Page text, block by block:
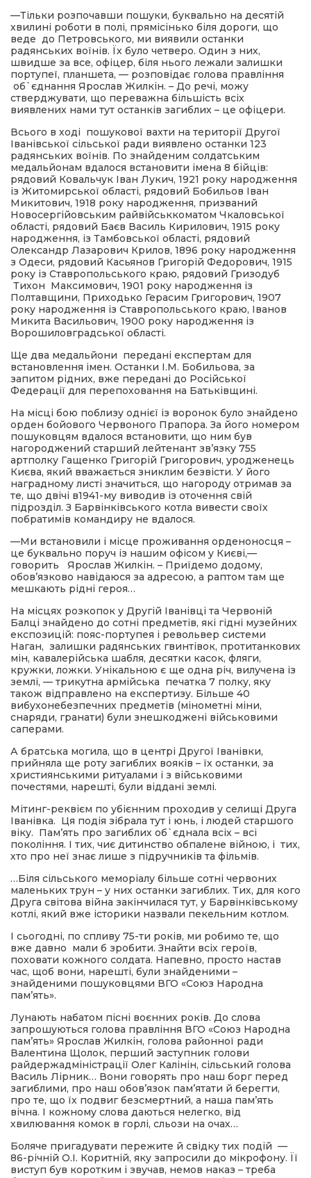
—Тільки розпочавши пошуки, буквально на десятій
хвилині роботи в полі, прямісінько біля дороги, що
веде до Петровського, ми виявили останки
радянських воїнів. Їх було четверо. Один з них,
швидше за все, офіцер, біля нього лежали залишки
портупеї, планшета, — розповідає голова правління
об`єднання Ярослав Жилкін. – До речі, можу
стверджувати, що переважна більшість всіх
виявлених нами тут останків загиблих – це офіцери.
Всього в ході пошукової вахти на території Другої
Іванівської сільської ради виявлено останки 123
радянських воїнів. По знайденим солдатським
медальйонам вдалося встановити імена 8 бійців:
рядовий Ковальчук Іван Лукич, 1921 року народження
із Житомирської області, рядовий Бобильов Іван
Микитович, 1918 року народження, призваний
Новосергійовським райвійськкоматом Чкаловської
області, рядовий Баєв Василь Кирилович, 1915 року
народження, із Тамбовської області, рядовий
Олександр Лазарович Крилов, 1896 року народження
з Одеси, рядовий Касьянов Григорій Федорович, 1915
року із Ставропольського краю, рядовий Гризодуб
Тихон Максимович, 1901 року народження із
Полтавщини, Приходько Герасим Григорович, 1907
року народження із Ставропольського краю, Іванов
Микита Васильович, 1900 року народження із
Ворошиловградської області.
Ще два медальйони передані експертам для
встановлення імен. Останки І.М. Бобильова, за
запитом рідних, вже передані до Російської
Федерації для перепоховання на Батьківщині.
На місці бою поблизу однієї із воронок було знайдено
орден бойового Червоного Прапора. За його номером
пошуковцям вдалося встановити, що ним був
нагороджений старший лейтенант зв’язку 755
артполку Гащенко Григорій Григорович, уродженець
Києва, який вважається зниклим безвісти. У його
наградному листі значиться, що нагороду отримав за
те, що двічі в1941-му виводив із оточення свій
підрозділ. З Барвінківського котла вивести своїх
побратимів командиру не вдалося.
—Ми встановили і місце проживання орденоносця –
це буквально поруч із нашим офісом у Києві,—
говорить Ярослав Жилкін. – Приїдемо додому,
обов’язково навідаюся за адресою, а раптом там ще
мешкають рідні героя…
На місцях розкопок у Другій Іванівці та Червоній
Балці знайдено до сотні предметів, які гідні музейних
експозицій: пояс-портупея і револьвер системи
Наган, залишки радянських гвинтівок, протитанкових
мін, кавалерійська шабля, десятки касок, фляги,
кружки, ложки. Унікальною є ще одна річ, вилучена із
землі, — трикутна армійська печатка 7 полку, яку
також відправлено на експертизу. Більше 40
вибухонебезпечних предметів (мінометні міни,
снаряди, гранати) були знешкоджені військовими
саперами.
А братська могила, що в центрі Другої Іванівки,
прийняла ще роту загиблих вояків – їх останки, за
християнськими ритуалами і з військовими
почестями, нарешті, були віддані землі.
Мітинг-реквієм по убієнним проходив у селищі Друга
Іванівка. Ця подія зібрала тут і юнь, і людей старшого
віку. Пам’ять про загиблих об`єднала всіх – всі
покоління. І тих, чиє дитинство обпалене війною, і тих,
хто про неї знає лише з підручників та фільмів.
…Біля сільського меморіалу більше сотні червоних
маленьких трун – у них останки загиблих. Тих, для кого
Друга світова війна закінчилася тут, у Барвінківському
котлі, який вже історики назвали пекельним котлом.
І сьогодні, по спливу 75-ти років, ми робимо те, що
вже давно мали б зробити. Знайти всіх героїв,
поховати кожного солдата. Напевно, просто настав
час, щоб вони, нарешті, були знайденими –
знайденими пошуковцями ВГО «Союз Народна
пам’ять».
Лунають набатом пісні воєнних років. До слова
запрошуються голова правління ВГО «Союз Народна
пам’ять» Ярослав Жилкін, голова районної ради
Валентина Щолок, перший заступник голови
райдержадміністрації Олег Калінін, сільський голова
Василь Лірник… Вони говорять про наш борг перед
загиблими, про наш обов’язок пам’ятати й берегти,
про те, що їх подвиг безсмертний, а наша пам’ять
вічна. І кожному слова даються нелегко, від
хвилювання комок в горлі, сльози на очах…
Боляче пригадувати пережите й свідку тих подій —
86-річній О.І. Коритній, яку запросили до мікрофону. Її
виступ був коротким і звучав, немов наказ – треба